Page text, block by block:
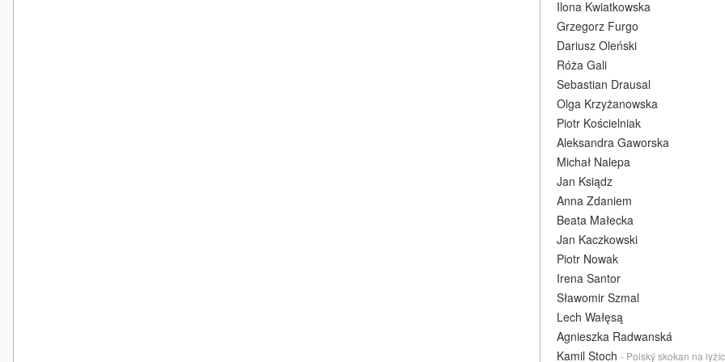
Ilona Kwiatkowska
Grzegorz Furgo
Dariusz Oleński
Róża Gali
Sebastian Drausal
Olga Krzyżanowska
Piotr Kościelniak
Aleksandra Gaworska
Michał Nalepa
Jan Ksiądz
Anna Zdaniem
Beata Małecka
Jan Kaczkowski
Piotr Nowak
Irena Santor
Sławomir Szmal
Lech Wałęsą
Agnieszka Radwanská
Kamil Stoch - Polský skokan na